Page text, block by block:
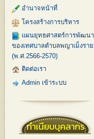
อำนาจหน้าที่
โครงสร้างการบริหาร
แผนยุทธศาสตร์การพัฒนา
ของเทศบาลตำบลพญาเม็งราย
(พ.ศ.2566-2570)
ติดต่อเรา
Admin เข้าระบบ
ทำเนียบบุคลากร